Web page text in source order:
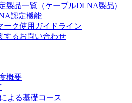
製品一覧（ケーブルDLNA製品）
認定機能
ーク使用ガイドライン
するお問い合わせ
概要
よる基礎コース